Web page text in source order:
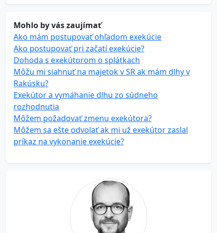
Mohlo by vás zaujímať
Ako mám postupovať ohľadom exekúcie
Ako postupovať pri začatí exekúcie?
Dohoda s exekútorom o splátkach
Môžu mi siahnuť na majetok v SR ak mám dlhy v
Rakúsku?
Exekútor a vymáhanie dlhu zo súdneho
rozhodnutia
Môžem požadovať zmenu exekútora?
Môžem sa ešte odvolať ak mi už exekútor zaslal
príkaz na vykonanie exekúcie?